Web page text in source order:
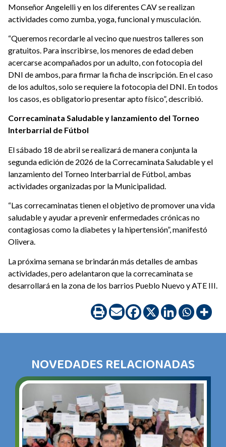
Monseñor Angelelli y en los diferentes CAV se realizan
actividades como zumba, yoga, funcional y musculación.
“Queremos recordarle al vecino que nuestros talleres son
gratuitos. Para inscribirse, los menores de edad deben
acercarse acompañados por un adulto, con fotocopia del
DNI de ambos, para firmar la ficha de inscripción. En el caso
de los adultos, solo se requiere la fotocopia del DNI. En todos
los casos, es obligatorio presentar apto físico”, describió.
Correcaminata Saludable y lanzamiento del Torneo
Interbarrial de Fútbol
El sábado 18 de abril se realizará de manera conjunta la
segunda edición de 2026 de la Correcaminata Saludable y el
lanzamiento del Torneo Interbarrial de Fútbol, ambas
actividades organizadas por la Municipalidad.
“Las correcaminatas tienen el objetivo de promover una vida
saludable y ayudar a prevenir enfermedades crónicas no
contagiosas como la diabetes y la hipertensión”, manifestó
Olivera.
La próxima semana se brindarán más detalles de ambas
actividades, pero adelantaron que la correcaminata se
desarrollará en la zona de los barrios Pueblo Nuevo y ATE III.
NOVEDADES RELACIONADAS